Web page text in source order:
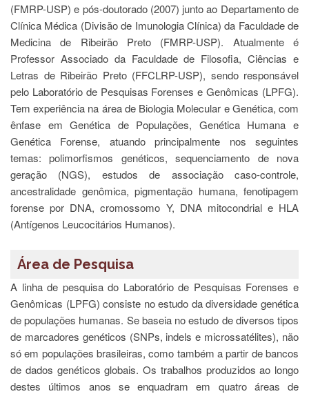
Agremiações
Diplomas
Disponíveis
Pró-
Sistema
PÓS-
GRADUAÇÃO
Alunos
Especiais
Apresentação
Atendimento
Auxílio
Pró-
Reitoria
PG
Comissão
Pós-
graduação
(FMRP-USP) e pós-doutorado (2007) junto ao Departamento de
Clínica Médica (Divisão de Imunologia Clínica) da Faculdade de
Medicina de Ribeirão Preto (FMRP-USP). Atualmente é
Professor Associado da Faculdade de Filosofia, Ciências e
Letras de Ribeirão Preto (FFCLRP-USP), sendo responsável
pelo Laboratório de Pesquisas Forenses e Genômicas (LPFG).
Tem experiência na área de Biologia Molecular e Genética, com
ênfase em Genética de Populações, Genética Humana e
Genética Forense, atuando principalmente nos seguintes
temas: polimorfismos genéticos, sequenciamento de nova
geração (NGS), estudos de associação caso-controle,
ancestralidade genômica, pigmentação humana, fenotipagem
forense por DNA, cromossomo Y, DNA mitocondrial e HLA
(Antígenos Leucocitários Humanos).
Área de Pesquisa
A linha de pesquisa do Laboratório de Pesquisas Forenses e
Genômicas (LPFG) consiste no estudo da diversidade genética
de populações humanas. Se baseia no estudo de diversos tipos
de marcadores genéticos (SNPs, indels e microssatélites), não
só em populações brasileiras, como também a partir de bancos
de dados genéticos globais. Os trabalhos produzidos ao longo
destes últimos anos se enquadram em quatro áreas de